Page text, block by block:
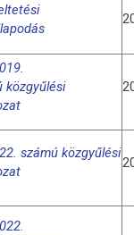
közgyűlési
számú közgyűlési